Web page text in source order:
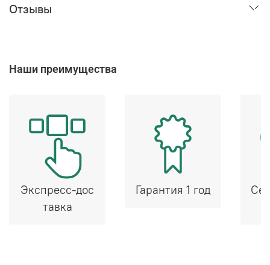
Отзывы
Наши преимущества
Экспресс-дос
тавка
Гарантия 1 год